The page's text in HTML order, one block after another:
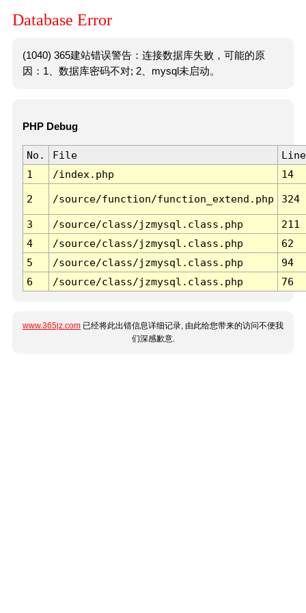
Database Error
(1040) 365建站错误警告：连接数据库失败，可能的原
因：1、数据库密码不对; 2、mysql未启动。
PHP Debug
No. File
Line
1
/index.php 14
2 /source/function/function_extend.php 324
3 /source/class/jzmysql.class.php
211
4
/source/class/jzmysql.class.php
62
5
/source/class/jzmysql.class.php
94
6
/source/class/jzmysql.class.php 76
www.365jz.com 已经将此出错信息详细记录, 由此给您带来的访问不便我
们深感歉意.